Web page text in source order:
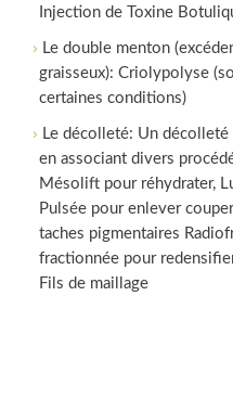
Injection de Toxine
Le double menton
graisseux): Criolypolyse
certaines conditions)
Le décolleté: Un décolleté
en associant divers
Mésolift pour réhydrater,
Pulsée pour enlever
taches pigmentaires
fractionnée pour
Fils de maillage